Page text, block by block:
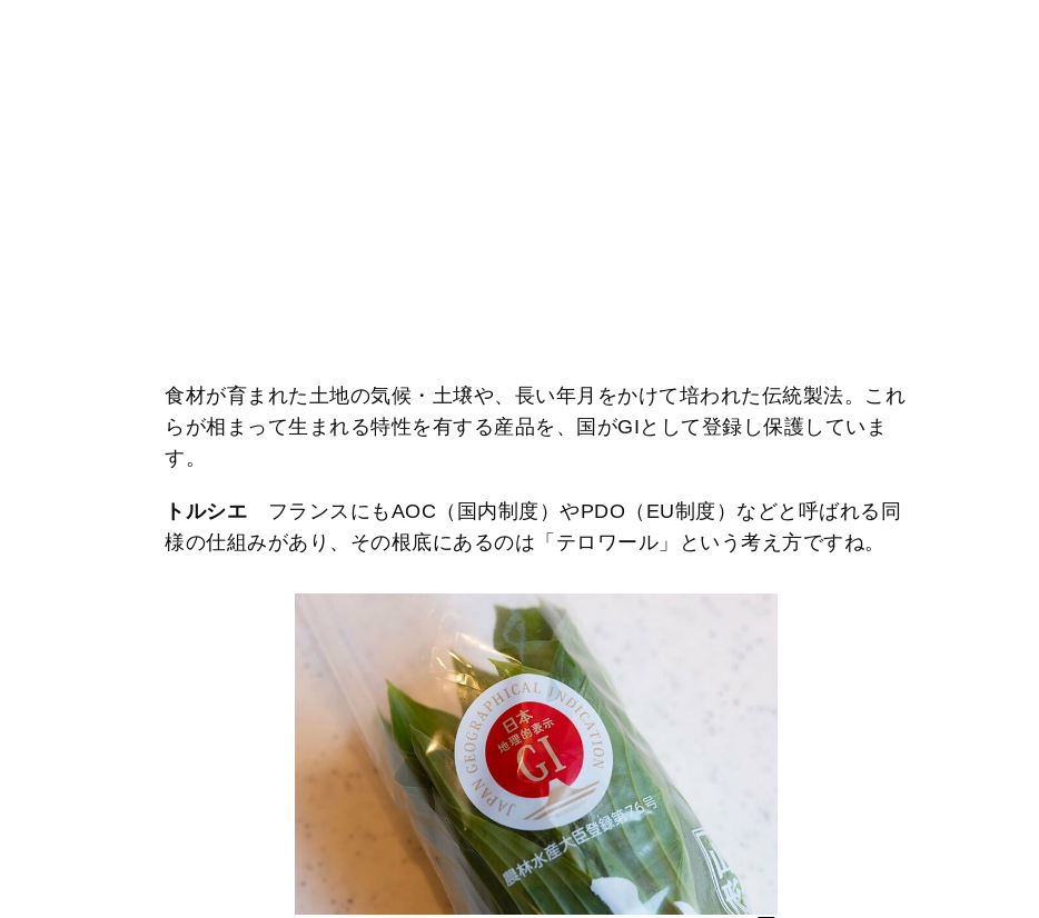
食材が育まれた土地の気候・土壌や、長い年月をかけて培われた伝統製法。これ
らが相まって生まれる特性を有する産品を、国がGIとして登録し保護していま
す。
トルシエ
フランスにもAOC（国内制度）やPDO（EU制度）などと呼ばれる同
様の仕組みがあり、その根底にあるのは「テロワール」という考え方ですね。